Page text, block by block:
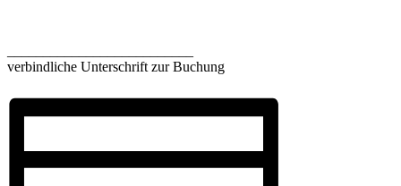
verbindliche Unterschrift zur Buchung